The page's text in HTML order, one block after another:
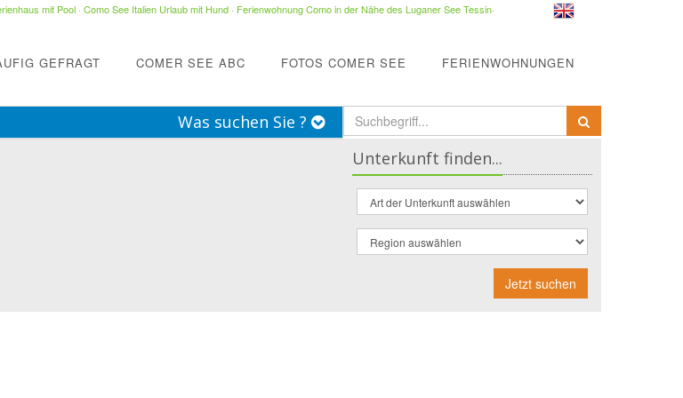
mit Pool· Como See Italien Urlaub mit Hund· Ferienwohnung Como in der Nähe des Luganer See Tessin·
GEFRAGT COMER SEE ABC FOTOS COMER SEE FERIENWOHNUNGEN
Was suchen Sie ?
Unterkunft finden...
Jetzt suchen